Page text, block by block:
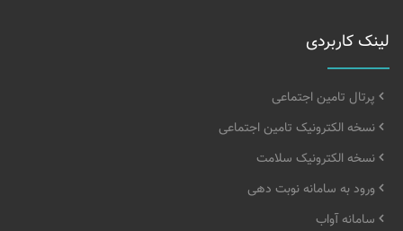
لینک کاربردی
پرتال تامین اجتماعی
نسخه الکترونیک تامین اجتماعی
نسخه الکترونیک سلامت
ورود به سامانه نوبت دهی
سامانه آواب